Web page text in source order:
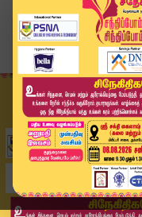
Home
வீடியோ
Headlines Now | 4